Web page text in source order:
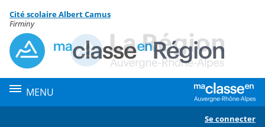
Menu de la rubrique
Contenu
Cité scolaire Albert Camus
Firminy
MENU
Se connecter